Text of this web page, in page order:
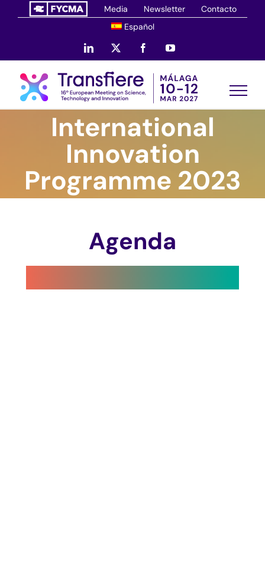
Media Newsletter
Contacto
Español
LinkedIn FacebookYouTube
International
Innovation
Programme 2023
Agenda